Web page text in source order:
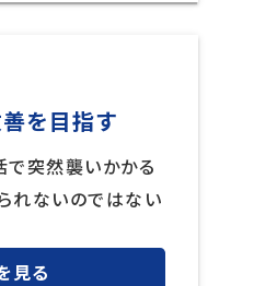
を目指す
で突然襲いかかる
れないのではない
見る